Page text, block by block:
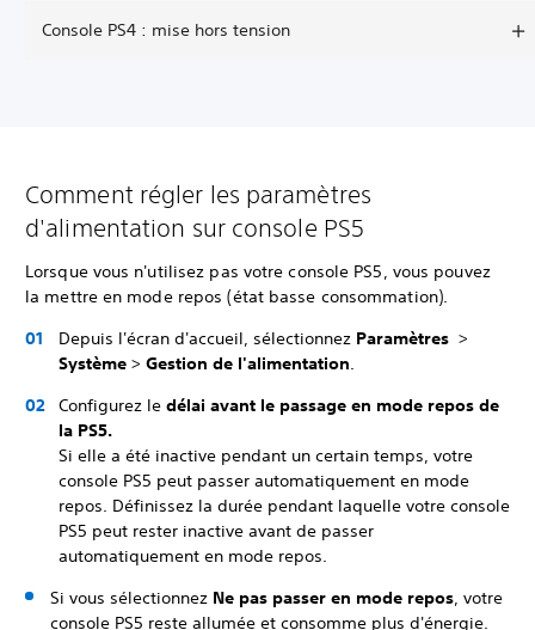
Console PS4 : mise hors tension
Comment régler les paramètres
d'alimentation sur console PS5
Lorsque vous n'utilisez pas votre console PS5, vous pouvez
la mettre en mode repos (état basse consommation).
Depuis l'écran d'accueil, sélectionnez Paramètres >
Système > Gestion de l'alimentation.
Configurez le délai avant le passage en mode repos de
la PS5.
Si elle a été inactive pendant un certain temps, votre
console PS5 peut passer automatiquement en mode
repos. Définissez la durée pendant laquelle votre console
PS5 peut rester inactive avant de passer
automatiquement en mode repos.
Si vous sélectionnez Ne pas passer en mode repos, votre
console PS5 reste allumée et consomme plus d'énergie.